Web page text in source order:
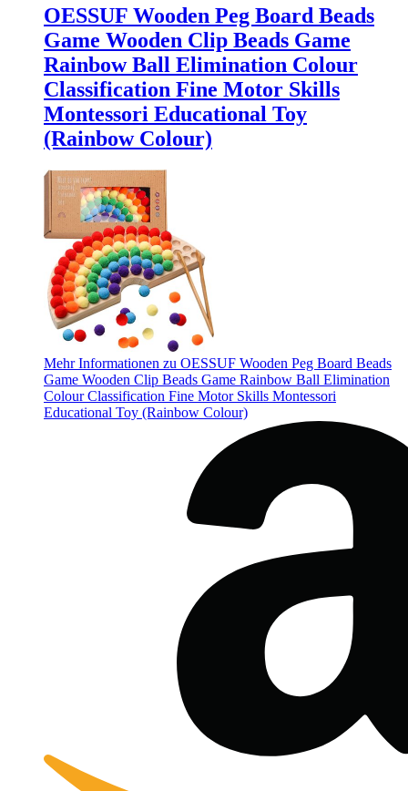
OESSUF Wooden Peg Board Beads
Game Wooden Clip Beads Game
Rainbow Ball Elimination Colour
Classification Fine Motor Skills
Montessori Educational Toy
(Rainbow Colour)
Mehr Informationen zu OESSUF Wooden Peg Board Beads
Game Wooden Clip Beads Game Rainbow Ball Elimination
Colour Classification Fine Motor Skills Montessori
Educational Toy (Rainbow Colour)